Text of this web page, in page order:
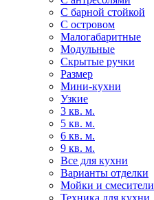
С барной стойкой
С островом
Малогабаритные
Модульные
Скрытые ручки
Размер
Мини-кухни
Узкие
3 кв. м.
5 кв. м.
6 кв. м.
9 кв. м.
Все для кухни
Варианты отделки
Мойки и смесители
Техника для кухни